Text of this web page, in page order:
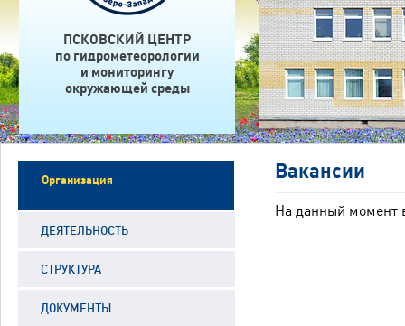
ПСКОВСКИЙ ЦЕНТР
по гидрометеорологии
и мониторингу
окружающей среды
Организация
ДЕЯТЕЛЬНОСТЬ
СТРУКТУРА
ДОКУМЕНТЫ
Вакансии
На данный момент